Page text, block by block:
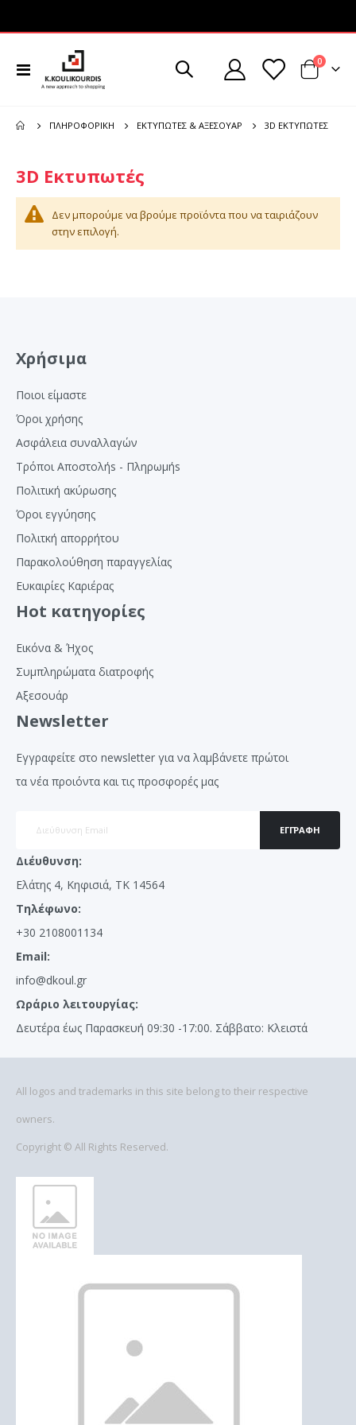
Εναλλαγή
Πλοήγησης
Cart
0
ΠΛΗΡΟΦΟΡΙΚΉ ΕΚΤΥΠΩΤΈΣ & ΑΞΕΣΟΥΆΡ 3D ΕΚΤΥΠΩΤΈΣ
3D Εκτυπωτές
Δεν μπορούμε να βρούμε προϊόντα που να ταιριάζουν
στην επιλογή.
Χρήσιμα
Ποιοι είμαστε
Όροι χρήσης
Ασφάλεια συναλλαγών
Τρόποι Αποστολήs - Πληρωμήs
Πολιτική ακύρωσης
Όροι εγγύησης
Πολιτκή απορρήτου
Παρακολούθηση παραγγελίας
Ευκαιρίες Καριέρας
Hot κατηγορίες
Εικόνα & Ήχος
Συμπληρώματα διατροφής
Αξεσουάρ
Newsletter
Εγγραφείτε στο newsletter για να λαμβάνετε πρώτοι
τα νέα προιόντα και τις προσφορές μας
ΕΓΓΡΑΦΉ
Διέυθυνση:
Ελάτης 4, Κηφισιά, ΤΚ 14564
Τηλέφωνο:
+30 2108001134
Email:
info@dkoul.gr
Ωράριο λειτουργίας:
Δευτέρα έως Παρασκευή 09:30 -17:00. Σάββατο: Κλειστά
All logos and trademarks in this site belong to their respective
owners.
Copyright © All Rights Reserved.